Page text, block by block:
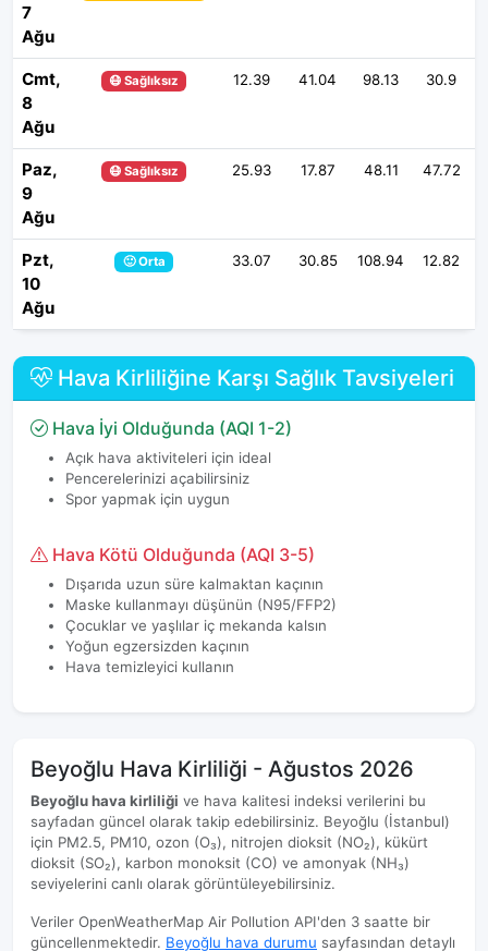
7
Ağu
Cmt,
8
Ağu
😷 Sağlıksız 12.39 41.04 98.13 30.9
Paz,
9
Ağu
😷 Sağlıksız 25.93 17.87 48.11 47.72
Pzt,
10
Ağu
🙂 Orta 33.07 30.85 108.94 12.82
Hava Kirliliğine Karşı Sağlık Tavsiyeleri
Hava İyi Olduğunda (AQI 1-2)
Açık hava aktiviteleri için ideal
Pencerelerinizi açabilirsiniz
Spor yapmak için uygun
Hava Kötü Olduğunda (AQI 3-5)
Dışarıda uzun süre kalmaktan kaçının
Maske kullanmayı düşünün (N95/FFP2)
Çocuklar ve yaşlılar iç mekanda kalsın
Yoğun egzersizden kaçının
Hava temizleyici kullanın
Beyoğlu Hava Kirliliği - Ağustos 2026
Beyoğlu hava kirliliği ve hava kalitesi indeksi verilerini bu
sayfadan güncel olarak takip edebilirsiniz. Beyoğlu (İstanbul)
için PM2.5, PM10, ozon (O₃), nitrojen dioksit (NO₂), kükürt
dioksit (SO₂), karbon monoksit (CO) ve amonyak (NH₃)
seviyelerini canlı olarak görüntüleyebilirsiniz.
Veriler OpenWeatherMap Air Pollution API'den 3 saatte bir
güncellenmektedir. Beyoğlu hava durumu sayfasından detaylı